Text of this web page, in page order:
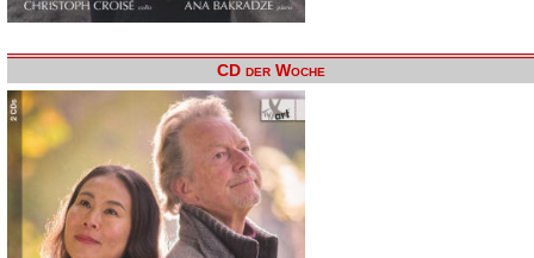
CD der Woche